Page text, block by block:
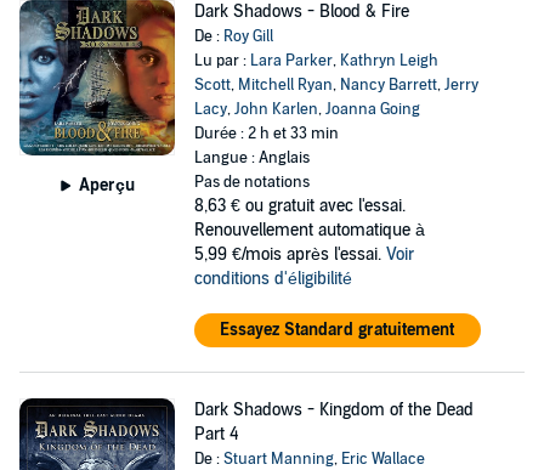
Aperçu
Dark Shadows - Blood & Fire
De : Roy Gill
Lu par : Lara Parker, Kathryn Leigh
Scott, Mitchell Ryan, Nancy Barrett,Jerry
Lacy,John Karlen,Joanna Going
Durée : 2 h et 33 min
Langue : Anglais
Pas de notations
8,63 € ou gratuit avec l'essai.
Renouvellement automatique à
5,99 €/mois après l'essai. Voir
conditions d'éligibilité
Essayez Standard gratuitement
Dark Shadows - Kingdom of the Dead
Part 4
De :Stuart Manning, Eric Wallace